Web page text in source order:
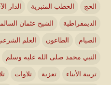
الحج الخطب المنبرية الدار
الديمقراطية الشيخ عثمان
الصيام الطاعون العلم
النبي محمد صلى الله عليه وسلم
تربية الأبناء تعزية تلاوات